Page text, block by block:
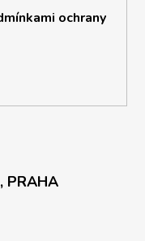
ochrany
PRAHA